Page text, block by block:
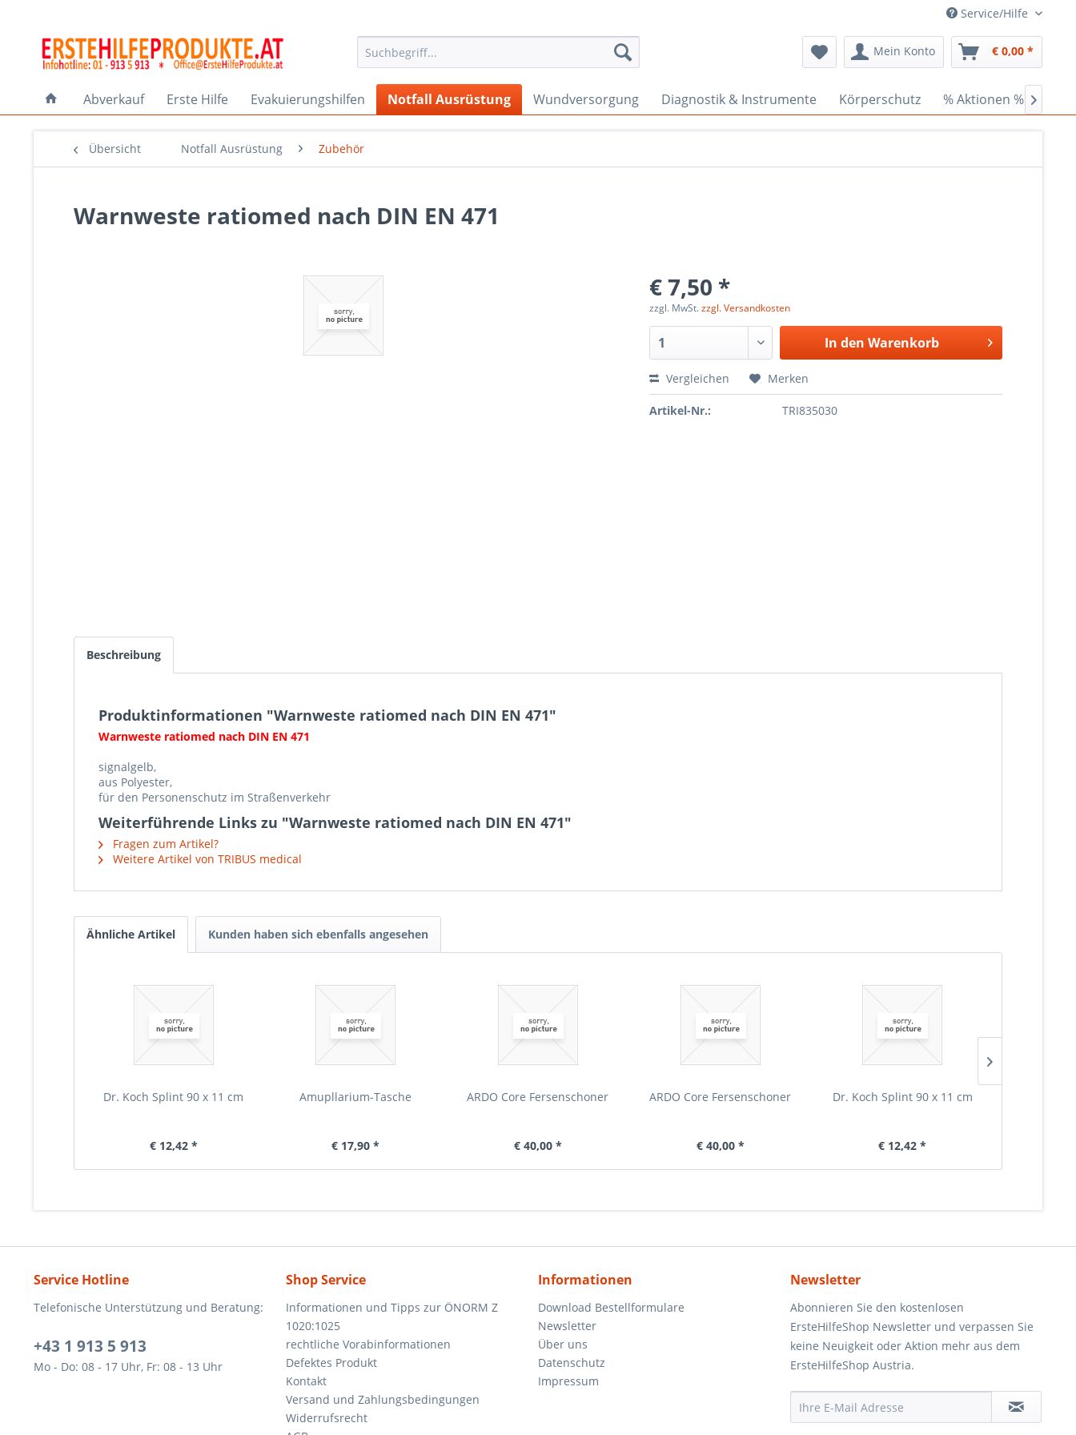
Service/Hilfe
Mein Konto € 0,00 *
Abverkauf Erste Hilfe Evakuierungshilfen Notfall Ausrüstung Wundversorgung Diagnostik & Instrumente Körperschutz % Aktionen % 
Übersicht Notfall Ausrüstung Zubehör
Warnweste ratiomed nach DIN EN 471
€ 7,50 *
zzgl. MwSt.zzgl. Versandkosten
In den Warenkorb
Vergleichen Merken
Artikel-Nr.: TRI835030
Beschreibung
Produktinformationen "Warnweste ratiomed nach DIN EN 471"
Warnweste ratiomed nach DIN EN 471
signalgelb,
aus Polyester,
für den Personenschutz im Straßenverkehr
Weiterführende Links zu "Warnweste ratiomed nach DIN EN 471"
Fragen zum Artikel?
Weitere Artikel von TRIBUS medical
Ähnliche Artikel Kunden haben sich ebenfalls angesehen
Dr. Koch Splint 90 x 11 cm
€ 12,42 *
Amupllarium-Tasche
€ 17,90 *
ARDO Core Fersenschoner
€ 40,00 *
ARDO Core Fersenschoner
€ 40,00 *
Dr. Koch Splint 90 x 11 cm
€ 12,42 *
Service Hotline
Telefonische Unterstützung und Beratung:
+43 1 913 5 913
Mo - Do: 08 - 17 Uhr, Fr: 08 - 13 Uhr
Shop Service
Informationen und Tipps zur ÖNORM Z
1020:1025
rechtliche Vorabinformationen
Defektes Produkt
Kontakt
Versand und Zahlungsbedingungen
Widerrufsrecht
Informationen
Download Bestellformulare
Newsletter
Über uns
Datenschutz
Impressum
Newsletter
Abonnieren Sie den kostenlosen
ErsteHilfeShop Newsletter und verpassen Sie
keine Neuigkeit oder Aktion mehr aus dem
ErsteHilfeShop Austria.